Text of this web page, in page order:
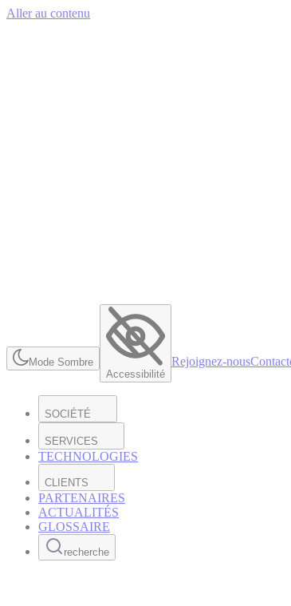
Aller au contenu
Mode Sombre
Accessibilité
Rejoignez-nous
SOCIÉTÉ
SERVICES
TECHNOLOGIES
CLIENTS
PARTENAIRES
ACTUALITÉS
GLOSSAIRE
recherche